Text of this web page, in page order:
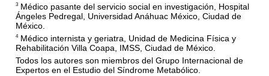
3 Médico pasante del servicio social en investigación, Hospital
Ángeles Pedregal, Universidad Anáhuac México, Ciudad de
México.
4Médico internista y geriatra, Unidad de Medicina Física y
Rehabilitación Villa Coapa, IMSS, Ciudad de México.
Todos los autores son miembros del Grupo Internacional de
Expertos en el Estudio del Síndrome Metabólico.